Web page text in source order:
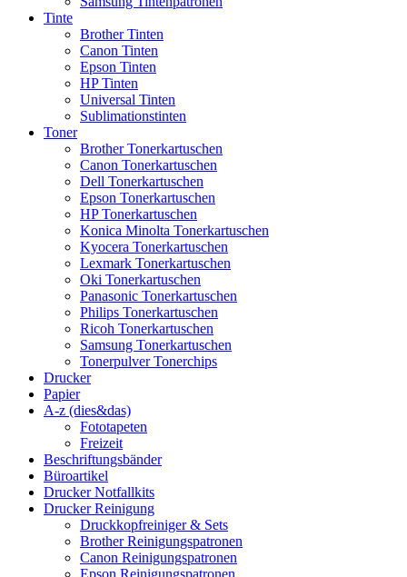
Tinte
Brother Tinten
Canon Tinten
Epson Tinten
HP Tinten
Universal Tinten
Sublimationstinten
Toner
Brother Tonerkartuschen
Canon Tonerkartuschen
Dell Tonerkartuschen
Epson Tonerkartuschen
HP Tonerkartuschen
Konica Minolta Tonerkartuschen
Kyocera Tonerkartuschen
Lexmark Tonerkartuschen
Oki Tonerkartuschen
Panasonic Tonerkartuschen
Philips Tonerkartuschen
Ricoh Tonerkartuschen
Samsung Tonerkartuschen
Tonerpulver Tonerchips
Drucker
Papier
A-z (dies&das)
Fototapeten
Freizeit
Beschriftungsbänder
Büroartikel
Drucker Notfallkits
Drucker Reinigung
Druckkopfreiniger & Sets
Brother Reinigungspatronen
Canon Reinigungspatronen
Epson Reinigungspatronen